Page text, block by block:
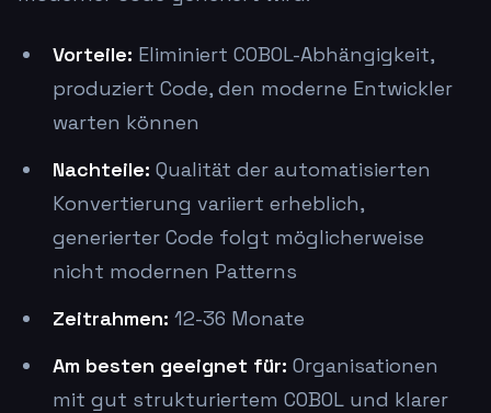
Vorteile: Eliminiert COBOL-Abhängigkeit,
produziert Code, den moderne Entwickler
warten können
Nachteile: Qualität der automatisierten
Konvertierung variiert erheblich,
generierter Code folgt möglicherweise
nicht modernen Patterns
Zeitrahmen: 12-36 Monate
Am besten geeignet für: Organisationen
mit gut strukturiertem COBOL und klarer